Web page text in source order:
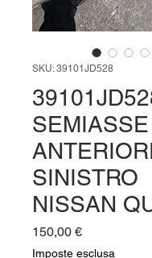
SKU: 39101JD528
SEMIASSE
SINISTRO
NISSAN
150,00 €Prezzo
Imposte esclusa